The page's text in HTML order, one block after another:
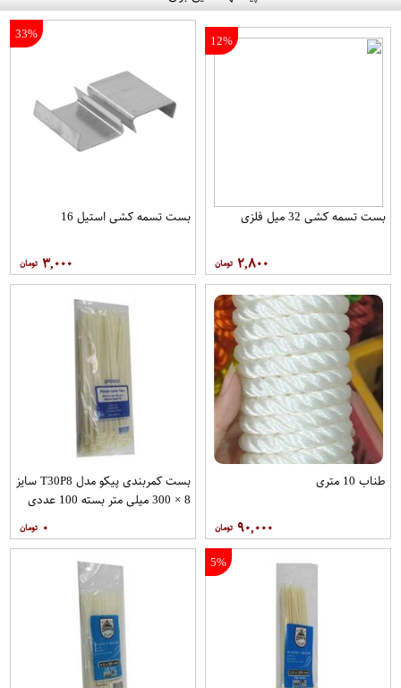
12%
بست تسمه کشی 32 میل فلزی
۲,۸۰۰
33%
بست تسمه کشی استیل 16
۳,۰۰۰
طناب 10 متری
۹۰,۰۰۰
بست کمربندی پیکو مدل T30P8 سایز
8 × 300 میلی متر بسته 100 عددی
۰
5%